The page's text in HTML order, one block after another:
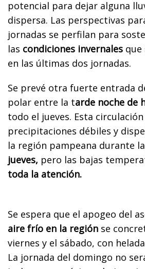
potencial para dejar alguna
dispersa. Las perspectivas
jornadas se perfilan para
las condiciones invernales que
en las últimas dos jornadas.
Se prevé otra fuerte entrada
polar entre la tarde noche de
todo el jueves. Esta
precipitaciones débiles y
la región pampeana durante la
jueves, pero las bajas
toda la atención.
Se espera que el apogeo del
aire frío en la región se
viernes y el sábado, con
La jornada del domingo no